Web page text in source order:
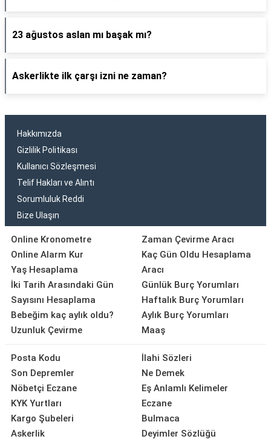
23 ağustos aslan mı başak mı?
Askerlikte ilk çarşı izni ne zaman?
Hakkımızda
Gizlilik Politikası
Kullanıcı Sözleşmesi
Telif Hakları ve Alıntı
Sorumluluk Reddi
Bize Ulaşın
Online Kronometre
Online Alarm Kur
Yaş Hesaplama
İki Tarih Arasındaki Gün
Sayısını Hesaplama
Bebeğim kaç aylık oldu?
Uzunluk Çevirme
Zaman Çevirme Aracı
Kaç Gün Oldu Hesaplama
Aracı
Günlük Burç Yorumları
Haftalık Burç Yorumları
Aylık Burç Yorumları
Maaş
Posta Kodu
Son Depremler
Nöbetçi Eczane
KYK Yurtları
Kargo Şubeleri
Askerlik
İlahi Sözleri
Ne Demek
Eş Anlamlı Kelimeler
Eczane
Bulmaca
Deyimler Sözlüğü